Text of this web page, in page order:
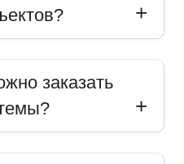
заказать